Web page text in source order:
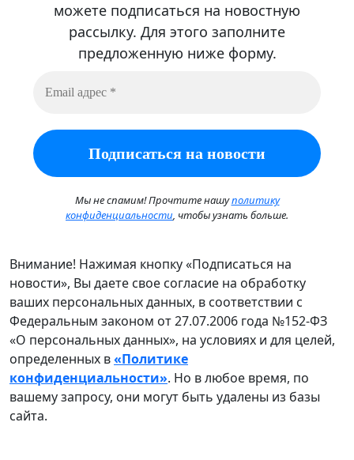
можете подписаться на новостную
рассылку. Для этого заполните
предложенную ниже форму.
Мы не спамим! Прочтите нашуполитику
конфиденциальности, чтобы узнать больше.
Внимание! Нажимая кнопку «Подписаться на
новости», Вы даете свое согласие на обработку
ваших персональных данных, в соответствии с
Федеральным законом от 27.07.2006 года №152-ФЗ
«О персональных данных», на условиях и для целей,
определенных в«Политике
конфиденциальности». Но в любое время, по
вашему запросу, они могут быть удалены из базы
сайта.